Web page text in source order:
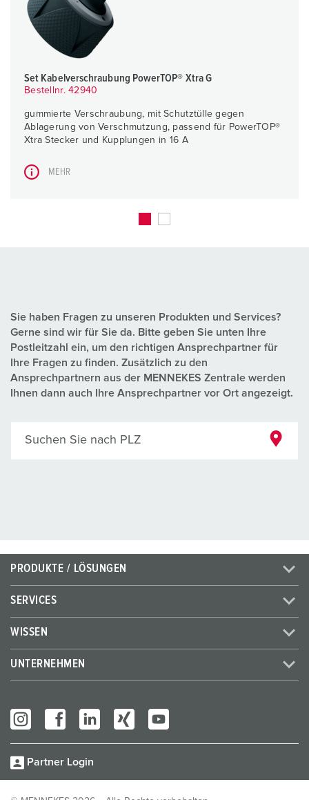
Set Kabelverschraubung PowerTOP® Xtra G
Bestellnr. 42940
gummierte Verschraubung, mit Schutztülle gegen
Ablagerung von Verschmutzung, passend für PowerTOP®
Xtra Stecker und Kupplungen in 16 A
MEHR
Sie haben Fragen zu unseren Produkten und Services?
Gerne sind wir für Sie da. Bitte geben Sie unten Ihre
Postleitzahl ein, um den richtigen Ansprechpartner für
Ihre Fragen zu finden. Zusätzlich zu den
Ansprechpartnern aus der MENNEKES Zentrale werden
Ihnen dann auch Ihre Ansprechpartner vor Ort angezeigt.
Suchen Sie nach PLZ
PRODUKTE / LÖSUNGEN
SERVICES
WISSEN
UNTERNEHMEN
Partner Login